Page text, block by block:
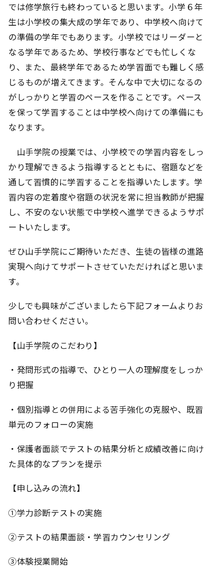
では修学旅行も終わっていると思います。小学６年
生は小学校の集大成の学年であり、中学校へ向けて
の準備の学年でもあります。小学校ではリーダーと
なる学年であるため、学校行事などでも忙しくな
り、また、最終学年であるため学習面でも難しく感
じるものが増えてきます。そんな中で大切になるの
がしっかりと学習のペースを作ることです。ペース
を保って学習することは中学校へ向けての準備にも
なります。
山手学院の授業では、小学校での学習内容をしっ
かり理解できるよう指導するとともに、宿題などを
通して習慣的に学習することを指導いたします。学
習内容の定着度や宿題の状況を常に担当教師が把握
し、不安のない状態で中学校へ進学できるようサポ
ートいたします。
ぜひ山手学院にご期待いただき、生徒の皆様の進路
実現へ向けてサポートさせていただければと思いま
す。
少しでも興味がございましたら下記フォームよりお
問い合わせください。
【山手学院のこだわり】
・発問形式の指導で、ひとり一人の理解度をしっか
り把握
・個別指導との併用による苦手強化の克服や、既習
単元のフォローの実施
・保護者面談でテストの結果分析と成績改善に向け
た具体的なプランを提示
【申し込みの流れ】
①学力診断テストの実施
②テストの結果面談・学習カウンセリング
③体験授業開始